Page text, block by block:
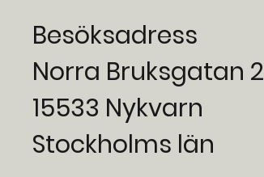
Besöksadress
Norra Bruksgatan 2
15533 Nykvarn
Stockholms län